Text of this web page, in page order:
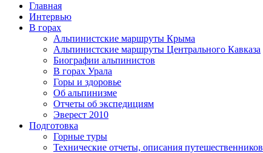
Главная
Интервью
В горах
Альпинистские маршруты Крыма
Альпинистские маршруты Центрального Кавказа
Биографии альпинистов
В горах Урала
Горы и здоровье
Об альпинизме
Отчеты об экспедициям
Эверест 2010
Подготовка
Горные туры
Технические отчеты, описания путешественников